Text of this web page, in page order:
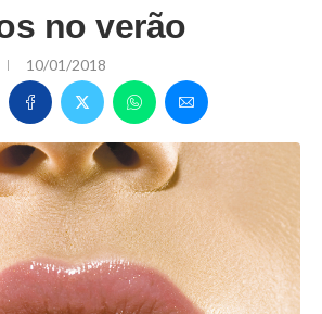
no verão
10/01/2018